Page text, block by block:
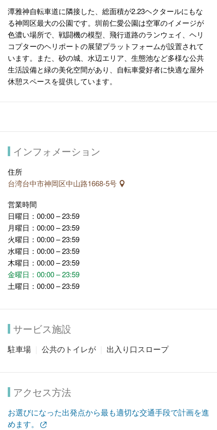
潭雅神自転車道に隣接した、総面積が2.23ヘクタールにもな
る神岡区最大の公園です。圳前仁愛公園は空軍のイメージが
色濃い場所で、戦闘機の模型、飛行道路のランウェイ、ヘリ
コプターのヘリポートの展望プラットフォームが設置されて
います。また、砂の城、水辺エリア、生態池など多様な公共
生活設備と緑の美化空間があり、自転車愛好者に快適な屋外
休憩スペースを提供しています。
インフォメーション
住所
台湾台中市神岡区中山路1668-5号
営業時間
日曜日：00:00 – 23:59
月曜日：00:00 – 23:59
火曜日：00:00 – 23:59
水曜日：00:00 – 23:59
木曜日：00:00 – 23:59
金曜日：00:00 – 23:59
土曜日：00:00 – 23:59
サービス施設
駐車場 公共のトイレが 出入り口スロープ
アクセス方法
お選びになった出発点から最も適切な交通手段で計画を進
めます。